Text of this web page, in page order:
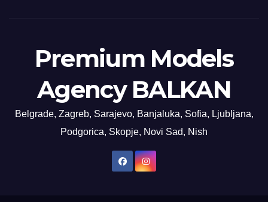
Premium Models
Agency BALKAN
Belgrade, Zagreb, Sarajevo, Banjaluka, Sofia, Ljubljana,
Podgorica, Skopje, Novi Sad, Nish